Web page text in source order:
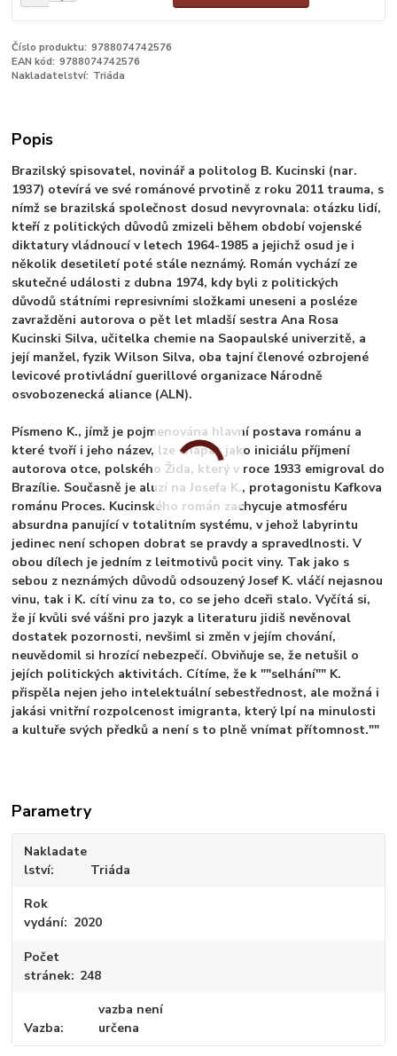
Číslo produktu: 9788074742576
EAN kód: 9788074742576
Nakladatelství: Triáda
Popis
Brazilský spisovatel, novinář a politolog B. Kucinski (nar.
1937) otevírá ve své románové prvotině z roku 2011 trauma, s
nímž se brazilská společnost dosud nevyrovnala: otázku lidí,
kteří z politických důvodů zmizeli během období vojenské
diktatury vládnoucí v letech 1964-1985 a jejichž osud je i
několik desetiletí poté stále neznámý. Román vychází ze
skutečné události z dubna 1974, kdy byli z politických
důvodů státními represivními složkami uneseni a posléze
zavražděni autorova o pět let mladší sestra Ana Rosa
Kucinski Silva, učitelka chemie na Saopaulské univerzitě, a
její manžel, fyzik Wilson Silva, oba tajní členové ozbrojené
levicové protivládní guerillové organizace Národně
osvobozenecká aliance (ALN).
Písmeno K., jímž je pojmenována hlavní postava románu a
které tvoří i jeho název, lze chápat jako iniciálu příjmení
autorova otce, polského Žida, který v roce 1933 emigroval do
Brazílie. Současně je aluzí na Josefa K., protagonistu Kafkova
románu Proces. Kucinského román zachycuje atmosféru
absurdna panující v totalitním systému, v jehož labyrintu
jedinec není schopen dobrat se pravdy a spravedlnosti. V
obou dílech je jedním z leitmotivů pocit viny. Tak jako s
sebou z neznámých důvodů odsouzený Josef K. vláčí nejasnou
vinu, tak i K. cítí vinu za to, co se jeho dceři stalo. Vyčítá si,
že jí kvůli své vášni pro jazyk a literaturu jidiš nevěnoval
dostatek pozornosti, nevšiml si změn v jejím chování,
neuvědomil si hrozící nebezpečí. Obviňuje se, že netušil o
jejích politických aktivitách. Cítíme, že k ""selhání"" K.
přispěla nejen jeho intelektuální sebestřednost, ale možná i
jakási vnitřní rozpolcenost imigranta, který lpí na minulosti
a kultuře svých předků a není s to plně vnímat přítomnost.""
Parametry
Nakladate
lství
Triáda
Rok
vydání
2020
Počet
stránek 248
Vazba
vazba není
určena